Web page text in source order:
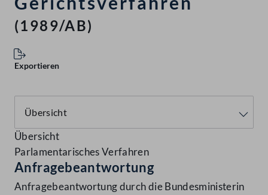
(1989/AB)
Exportieren
Übersicht
Parlamentarisches Verfahren
Anfragebeantwortung
Anfragebeantwortung durch die Bundesministerin